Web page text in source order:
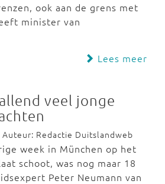
ook aan de grens met
minister van
Lees meer
veel jonge
Redactie Duitslandweb
week in München op het
schoot, was nog maar 18
Peter Neumann van